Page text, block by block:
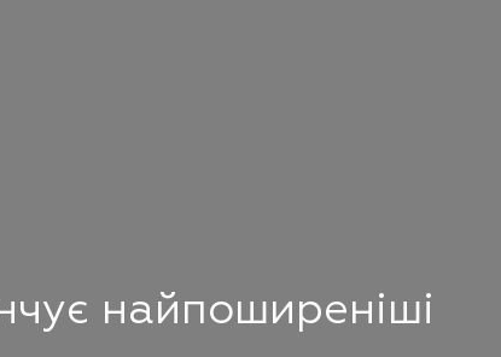
найпоширеніші